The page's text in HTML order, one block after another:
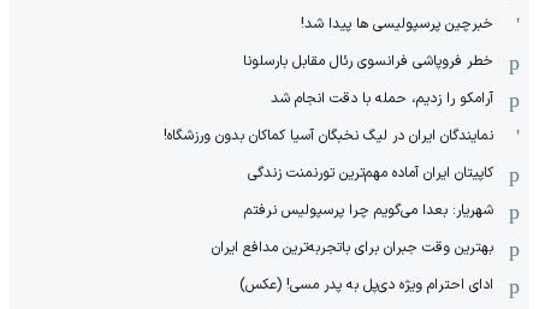
خبرچین پرسپولیسی ها پیدا شد!
خطر فروپاشی فرانسوی رئال مقابل بارسلونا
آرامکو را زدیم، حمله با دقت انجام شد
نمایندگان ایران در لیگ نخبگان آسیا کماکان بدون ورزشگاه!
کاپیتان ایران آماده مهم‌ترین تورنمنت زندگی
شهریار: بعدا می‌گویم چرا پرسپولیس نرفتم
بهترین وقت جبران برای باتجربه‌ترین مدافع ایران
ادای احترام ویژه دی‌پل به پدر مسی! (عکس)